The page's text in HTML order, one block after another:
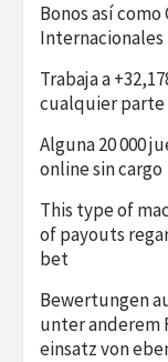
Bonos así­
Internacionales
Trabaja a
cualquier
Alguna 20 000
online sin cargo
This type of
of payouts
bet
Bewertungen
unter anderem
einsatz von